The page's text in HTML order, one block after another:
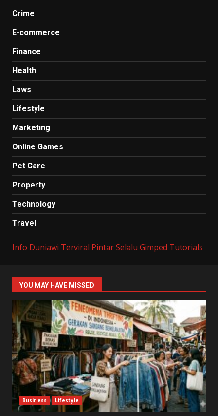
Crime
E-commerce
Finance
Health
Laws
Lifestyle
Marketing
Online Games
Pet Care
Property
Technology
Travel
Info Duniawi Terviral Pintar Selalu Gimped Tutorials
YOU MAY HAVE MISSED
Business Lifestyle